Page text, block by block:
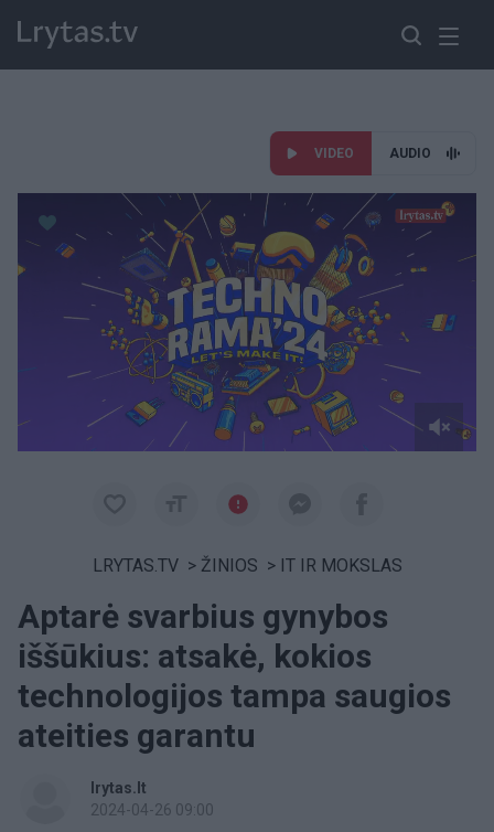
VIDEO AUDIO
Paremkite Ukrainą
LRYTAS.TV > ŽINIOS > IT IR MOKSLAS
Aptarė svarbius gynybos
iššūkius: atsakė, kokios
technologijos tampa saugios
ateities garantu
lrytas.lt
2024-04-26 09:00